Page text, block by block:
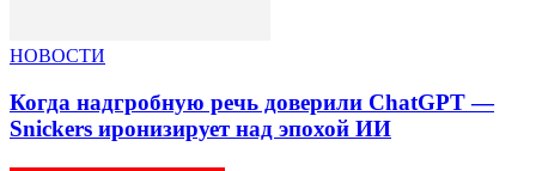
НОВОСТИ
Когда надгробную речь доверили ChatGPT —
Snickers иронизирует над эпохой ИИ